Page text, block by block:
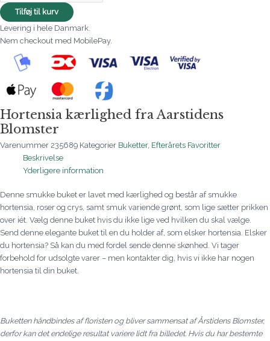
Tilføj til kurv
Levering i hele Danmark.
Nem checkout med MobilePay.
Hortensia kærlighed fra Aarstidens
Blomster
Varenummer 235689 Kategorier Buketter, Efterårets Favoritter
Beskrivelse
Yderligere information
Denne smukke buket er lavet med kærlighed og består af smukke
hortensia, roser og crys, samt smuk variende grønt, som lige sætter prikken
over iét. Vælg denne buket hvis du ikke lige ved hvilken du skal vælge.
Send denne elegante buket til en du holder af, som elsker hortensia. Elsker
du hortensia? Så kan du med fordel sende denne skønhed. Vi tager
forbehold for udsolgte varer – men kontakter dig, hvis vi ikke har nogen
hortensia til din buket.
Buketten håndbindes af floristen og bliver sammensat af Årstidens Blomster,
derfor kan det endelige resultat variere lidt fra billedet. Hvis du har bestemte